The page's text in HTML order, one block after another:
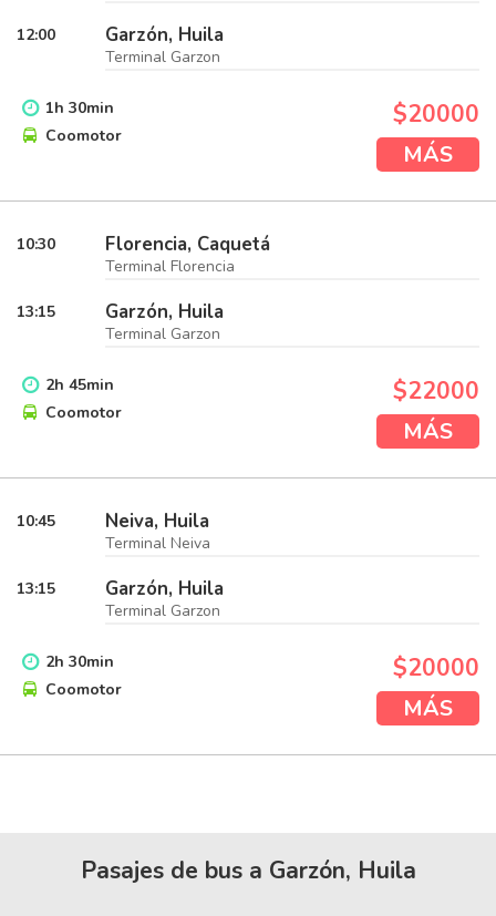
12:00 Garzón, Huila
Terminal Garzon
1h 30min
Coomotor
$20000
MÁS
10:30 Florencia, Caquetá
Terminal Florencia
13:15 Garzón, Huila
Terminal Garzon
2h 45min
Coomotor
$22000
MÁS
10:45 Neiva, Huila
Terminal Neiva
13:15 Garzón, Huila
Terminal Garzon
2h 30min
Coomotor
$20000
MÁS
Pasajes de bus a Garzón, Huila